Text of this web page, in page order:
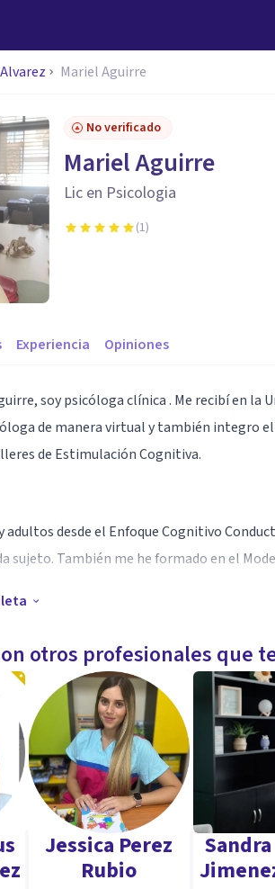
Mariel Aguirre
No verificado
Mariel Aguirre
Lic en Psicologia
(1)
Experiencia Opiniones
soy psicóloga clínica . Me recibí en la
de manera virtual y también integro
de Estimulación Cognitiva.
adultos desde el Enfoque Cognitivo
sujeto. También me he formado en el
escucha activa y empatía. Así como
Recientemente he realizado el Congreso
otros profesionales que
Jessica Perez
Rubio